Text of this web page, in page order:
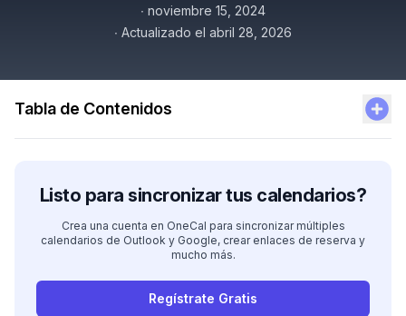
Publicado el
∙ noviembre 15, 2024
∙ Actualizado el abril 28, 2026
Tabla de Contenidos
Listo para sincronizar tus calendarios?
Crea una cuenta en OneCal para sincronizar múltiples
calendarios de Outlook y Google, crear enlaces de reserva y
mucho más.
Regístrate Gratis